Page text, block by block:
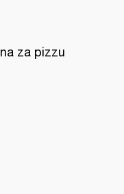
za pizzu